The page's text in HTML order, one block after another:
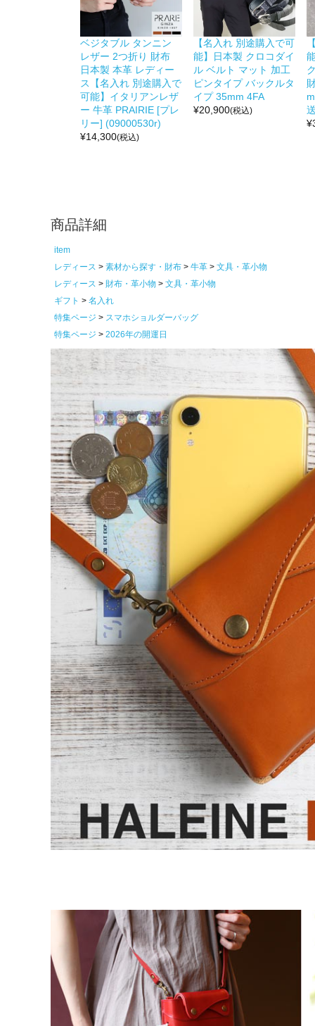
ベジタブル タンニン
レザー 2つ折り 財布
日本製 本革 レディー
ス【名入れ 別途購入で
可能】イタリアンレザ
ー 牛革 PRAIRIE [プレ
リー] (09000530r)
¥14,300(税込)
【名入れ 別途購入で可
能】日本製 クロコダイ
ル ベルト マット 加工
ピンタイプ バックルタ
イプ 35mm 4FA
¥20,900(税込)
¥
商品詳細
item
レディース
素材から探す・財布 牛革
文具・革小物
レディース
財布・革小物
文具・革小物
ギフト
名入れ
特集ページ
スマホショルダーバッグ
特集ページ
2026年の開運日